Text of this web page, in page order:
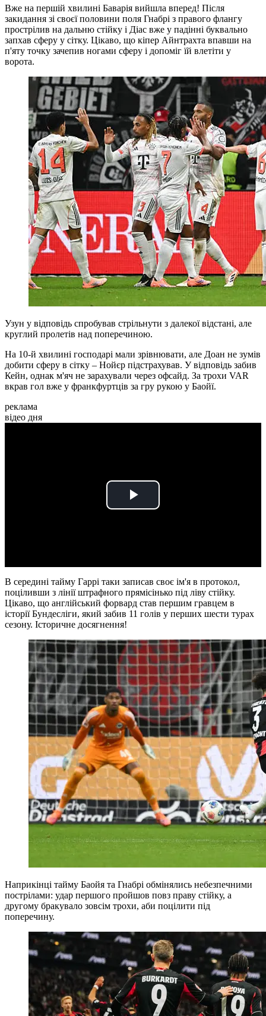
Вже на першій хвилині Баварія вийшла вперед! Після
закидання зі своєї половини поля Гнабрі з правого флангу
прострілив на дальню стійку і Діас вже у падінні буквально
запхав сферу у сітку. Цікаво, що кіпер Айнтрахта впавши на
п'яту точку зачепив ногами сферу і допоміг їй влетіти у
ворота.
Узун у відповідь спробував стрільнути з далекої відстані, але
круглий пролетів над поперечиною.
На 10-й хвилині господарі мали зрівнювати, але Доан не зумів
добити сферу в сітку – Нойєр підстрахував. У відповідь забив
Кейн, однак м'яч не зарахували через офсайд. За трохи VAR
вкрав гол вже у франкфуртців за гру рукою у Баойї.
реклама
відео дня
Play
В середині тайму Гаррі таки записав своє ім'я в протокол,
поціливши з лінії штрафного прямісінько під ліву стійку.
Цікаво, що англійський форвард став першим гравцем в
історії Бундесліги, який забив 11 голів у перших шести турах
сезону. Історичне досягнення!
Наприкінці тайму Баойя та Гнабрі обмінялись небезпечними
пострілами: удар першого пройшов повз праву стійку, а
другому бракувало зовсім трохи, аби поцілити під
поперечину.